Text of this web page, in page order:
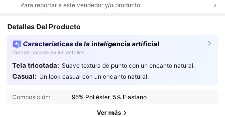
Para reportar a este vendedor y/o producto
Detalles Del Producto
Características de la inteligencia artificial
Creado basado en los detalles
Tela tricotada: Suave textura de punto con un encanto natural.
Casual: Un look casual con un encanto natural.
Composición: 95% Poliéster, 5% Elastano
Ver más